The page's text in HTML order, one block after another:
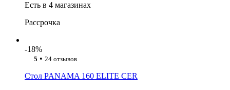
Есть в 4 магазинах
Рассрочка
-18%
5 • 24 отзывов
Стол PANAMA 160 ELITE CER